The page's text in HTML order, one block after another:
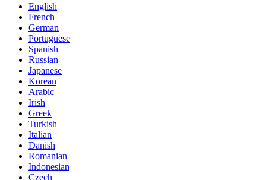
English
French
German
Portuguese
Spanish
Russian
Japanese
Korean
Arabic
Irish
Greek
Turkish
Italian
Danish
Romanian
Indonesian
Czech